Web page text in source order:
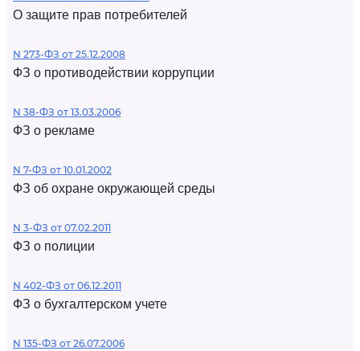
О защите прав потребителей
N 273-ФЗ от 25.12.2008
ФЗ о противодействии коррупции
N 38-ФЗ от 13.03.2006
ФЗ о рекламе
N 7-ФЗ от 10.01.2002
ФЗ об охране окружающей среды
N 3-ФЗ от 07.02.2011
ФЗ о полиции
N 402-ФЗ от 06.12.2011
ФЗ о бухгалтерском учете
N 135-ФЗ от 26.07.2006